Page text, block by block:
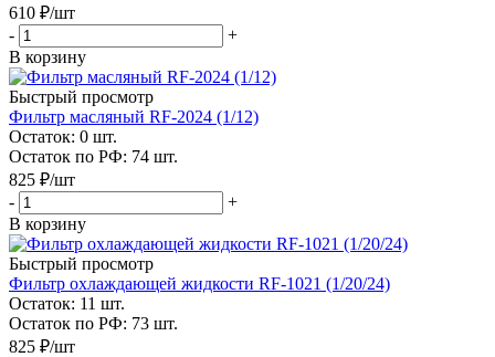
610 ₽/шт
-
+
В корзину
Быстрый просмотр
Фильтр масляный RF-2024 (1/12)
Остаток: 0 шт.
Остаток по РФ: 74 шт.
825 ₽/шт
-
+
В корзину
Быстрый просмотр
Фильтр охлаждающей жидкости RF-1021 (1/20/24)
Остаток: 11 шт.
Остаток по РФ: 73 шт.
825 ₽/шт